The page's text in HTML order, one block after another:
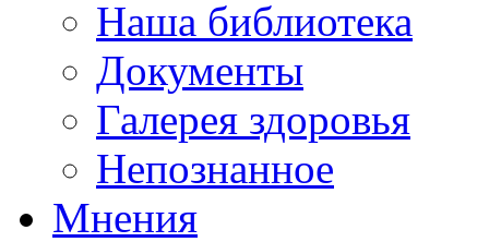
Наша библиотека
Документы
Галерея здоровья
Непознанное
Мнения